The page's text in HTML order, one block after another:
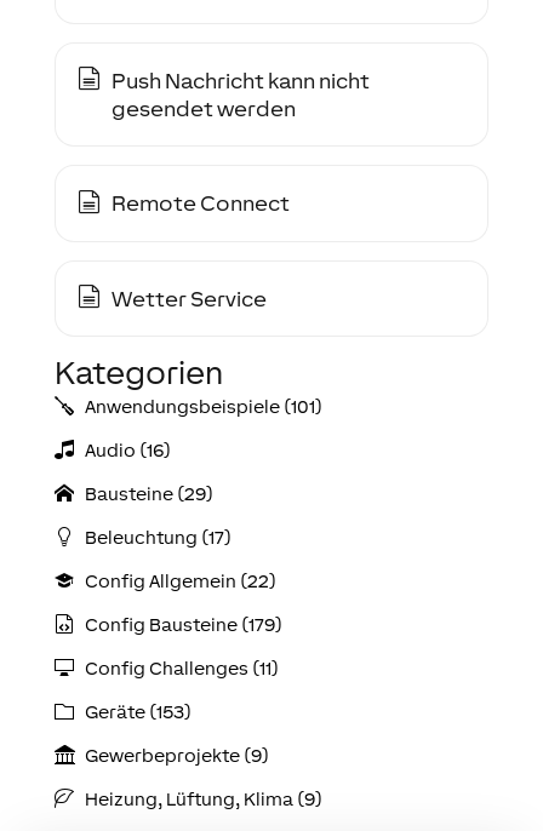
Push Nachricht kann nicht
gesendet werden
Remote Connect
Wetter Service
Kategorien
Anwendungs­­­beispiele (101)
Audio (16)
Bausteine (29)
Beleuchtung (17)
Config Allgemein (22)
Config Bausteine (179)
Config Challenges (11)
Geräte (153)
Gewerbeprojekte (9)
Heizung, Lüftung, Klima (9)